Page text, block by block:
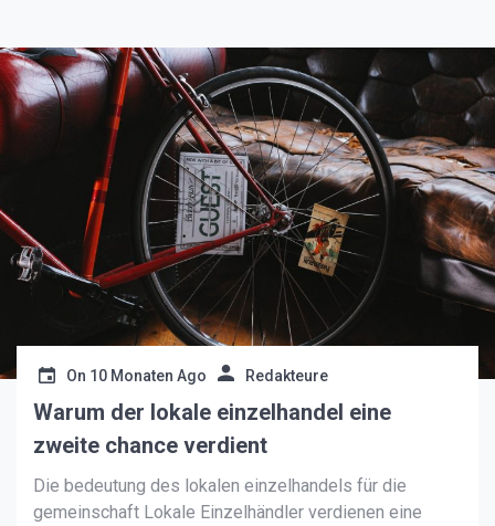
On 10 Monaten Ago Redakteure
Warum der lokale einzelhandel eine
zweite chance verdient
Die bedeutung des lokalen einzelhandels für die
gemeinschaft Lokale Einzelhändler verdienen eine